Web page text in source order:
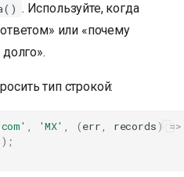
. Используйте, когда
или «почему
тип строкой:
'MX' (err records )
=>
);